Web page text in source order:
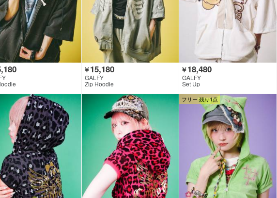
￥15,180
GALFY
Zip Hoodie
￥18,480
GALFY
Set Up
フリー 残り1点